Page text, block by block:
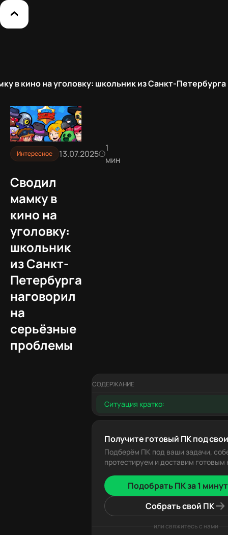
в кино на уголовку: школьник из Санкт-
Интересное 13.07.2025
1
мин
Сводил
мамку в
кино на
уголовку:
школьник
из Санкт-
Петербурга
наговорил
на
серьёзные
проблемы
СОДЕРЖАНИЕ
Ситуация кратко:
Получите готовый ПК под
Подберём ПК под ваши задачи,
протестируем и доставим готовым
Подобрать ПК за 1
Собрать свой ПК
или свяжитесь с нами